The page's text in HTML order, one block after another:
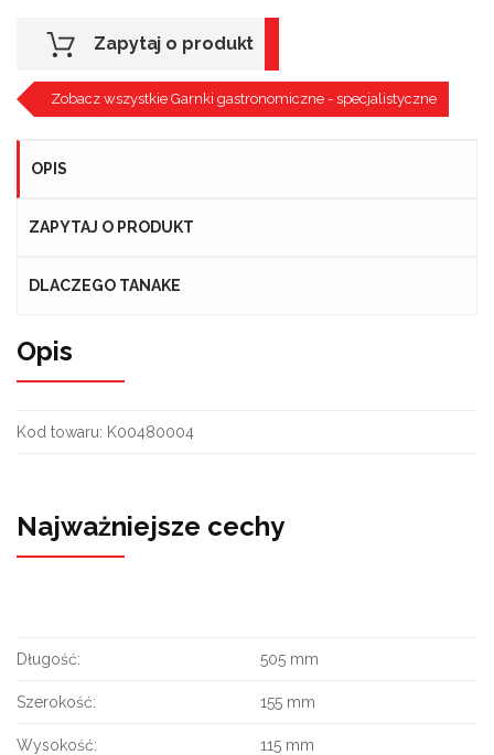
Zapytaj o produkt
Zobacz wszystkie Garnki gastronomiczne - specjalistyczne
OPIS
ZAPYTAJ O PRODUKT
DLACZEGO TANAKE
Opis
Kod towaru: K00480004
Najważniejsze cechy
Długość: 505 mm
Szerokość: 155 mm
Wysokość: 115 mm